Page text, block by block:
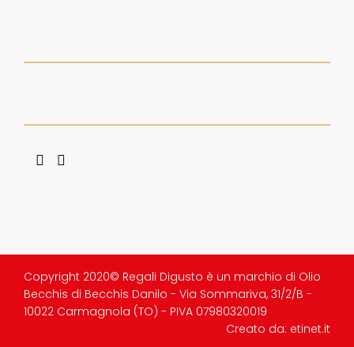
Copyright 2020© Regali Digusto è un marchio di Olio
Becchis di Becchis Danilo - Via Sommariva, 31/2/B -
10022 Carmagnola (TO) - PIVA 07980320019
Creato da: etinet.it